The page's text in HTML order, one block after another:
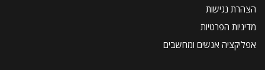
הצהרת נגישות
מדיניות הפרטיות
אפליקציה אנשים ומחשבים